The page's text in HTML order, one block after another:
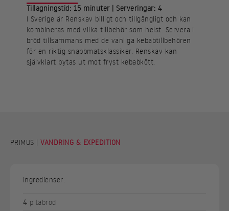
Tillagningstid: 15 minuter | Serveringar: 4
I Sverige är Renskav billigt och tillgängligt och kan
kombineras med vilka tillbehör som helst. Servera i
bröd tillsammans med de vanliga kebabtillbehören
för en riktig snabbmatsklassiker. Renskav kan
självklart bytas ut mot fryst kebabkött.
PRIMUS |VANDRING & EXPEDITION
Ingredienser:
4 pitabröd